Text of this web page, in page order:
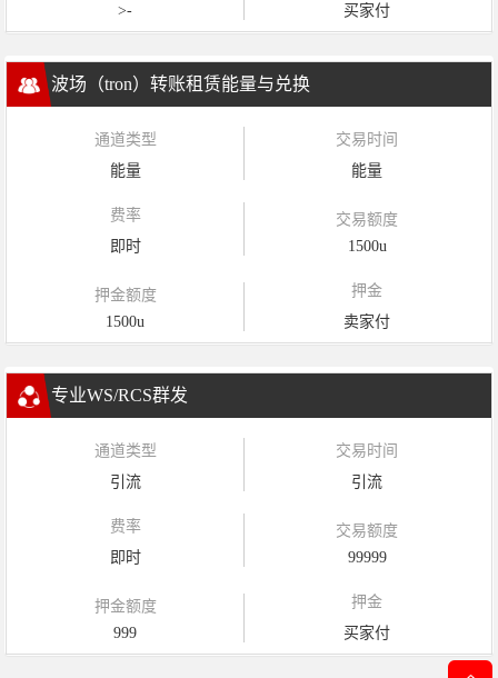
>-
买家付
波场（tron）转账租赁能量与兑换
通道类型
能量
交易时间
能量
费率
即时
交易额度
1500u
押金额度
1500u
押金
卖家付
专业WS/RCS群发
通道类型
引流
交易时间
引流
费率
即时
交易额度
99999
押金额度
999
押金
买家付